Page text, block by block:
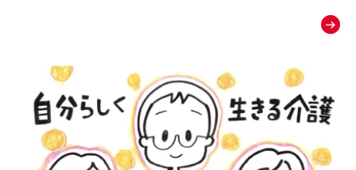
ルーム）』への相談へと温かく背中を押す、課題解決型の紹介